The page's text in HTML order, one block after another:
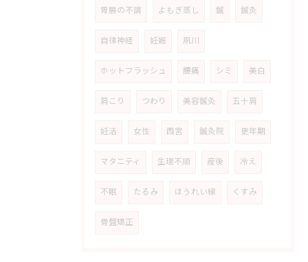
胃腸の不調 よもぎ蒸し 鍼 鍼灸
自律神経 妊娠 夙川
ホットフラッシュ 腰痛 シミ 美白
肩こり つわり 美容鍼灸 五十肩
妊活 女性 西宮 鍼灸院 更年期
マタニティ 生理不順 産後 冷え
不眠 たるみ ほうれい線 くすみ
骨盤矯正